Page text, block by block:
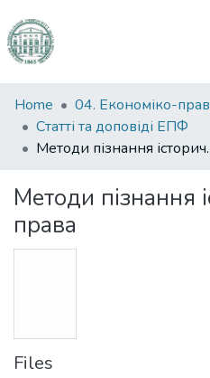
Communities
&
Collections
Statistics
Home
Статті та доповіді ЕПФ
Методи
Методи пізнання
права
Files